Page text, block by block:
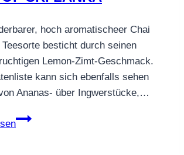
hoch aromatischeer Chai
Teesorte besticht durch seinen
Lemon-Zimt-Geschmack.
kann sich ebenfalls sehen
Ananas- über Ingwerstücke,…
CHAI